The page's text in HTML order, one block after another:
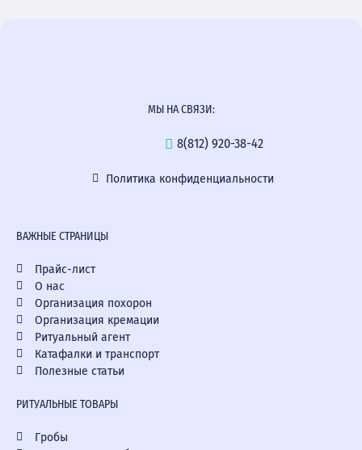
МЫ НА СВЯЗИ:
8(812) 920-38-42
Политика конфиденциальности
ВАЖНЫЕ СТРАНИЦЫ
Прайс-лист
О нас
Организация похорон
Организация кремации
Ритуальный агент
Катафалки и транспорт
Полезные статьи
РИТУАЛЬНЫЕ ТОВАРЫ
Гробы